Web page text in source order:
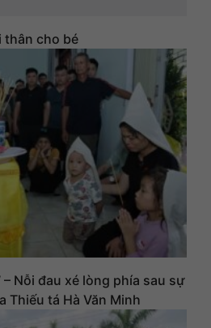
thân cho bé
– Nỗi đau xé lòng phía sau sự
Thiếu tá Hà Văn Minh